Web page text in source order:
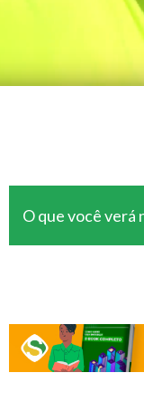
O que você verá